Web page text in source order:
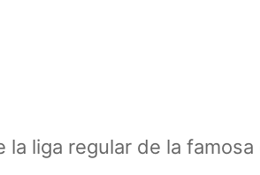
liga regular de la